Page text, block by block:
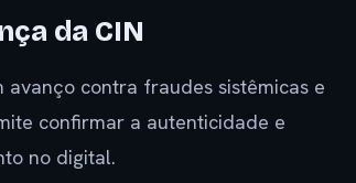
da CIN
avanço contra fraudes sistêmicas e
confirmar a autenticidade e
no digital.